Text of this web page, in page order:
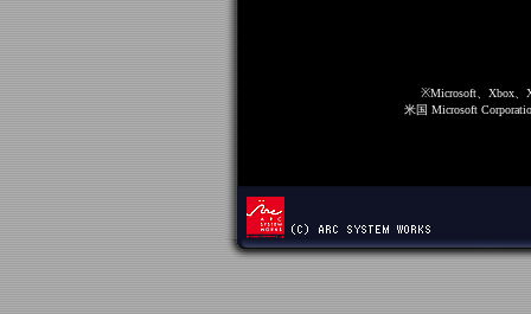
※Microsoft、Xbox、
米国 Microsoft